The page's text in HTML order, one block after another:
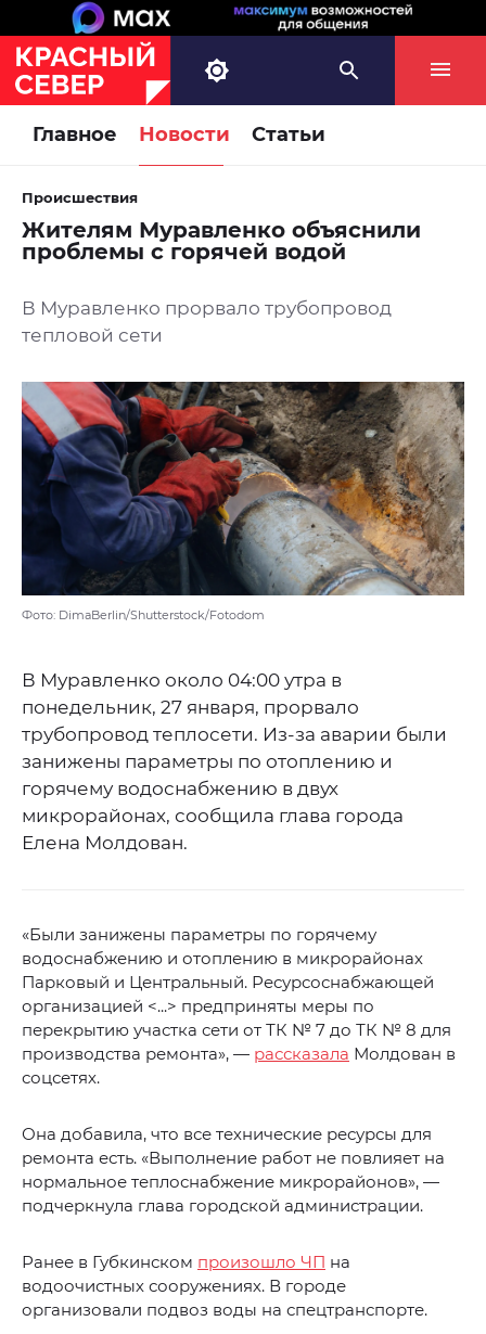
Главное Новости Статьи
Происшествия
Жителям Муравленко объяснили
проблемы с горячей водой
В Муравленко прорвало трубопровод
тепловой сети
Фото: DimaBerlin/Shutterstock/Fotodom
В Муравленко около 04:00 утра в
понедельник, 27 января, прорвало
трубопровод теплосети. Из-за аварии были
занижены параметры по отоплению и
горячему водоснабжению в двух
микрорайонах, сообщила глава города
Елена Молдован.
«Были занижены параметры по горячему
водоснабжению и отоплению в микрорайонах
Парковый и Центральный. Ресурсоснабжающей
организацией <...> предприняты меры по
перекрытию участка сети от ТК № 7 до ТК № 8 для
производства ремонта», — рассказала Молдован в
соцсетях.
Она добавила, что все технические ресурсы для
ремонта есть. «Выполнение работ не повлияет на
нормальное теплоснабжение микрорайонов», —
подчеркнула глава городской администрации.
Ранее в Губкинском произошло ЧП на
водоочистных сооружениях. В городе
организовали подвоз воды на спецтранспорте.